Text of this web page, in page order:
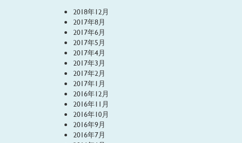
2018年12月
2017年8月
2017年6月
2017年5月
2017年4月
2017年3月
2017年2月
2017年1月
2016年12月
2016年11月
2016年10月
2016年9月
2016年7月